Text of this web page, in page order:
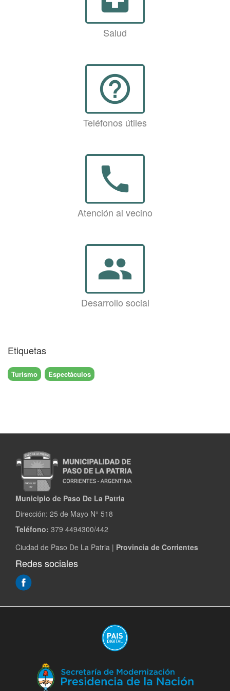
Salud
help_outline
Teléfonos útiles
phone
Atención al vecino
group
Desarrollo social
Etiquetas
Turismo Espectáculos
Municipio de Paso De La Patria
Dirección: 25 de Mayo N° 518
Teléfono: 379 4494300/442
Ciudad de Paso De La Patria | Provincia de Corrientes
Redes sociales